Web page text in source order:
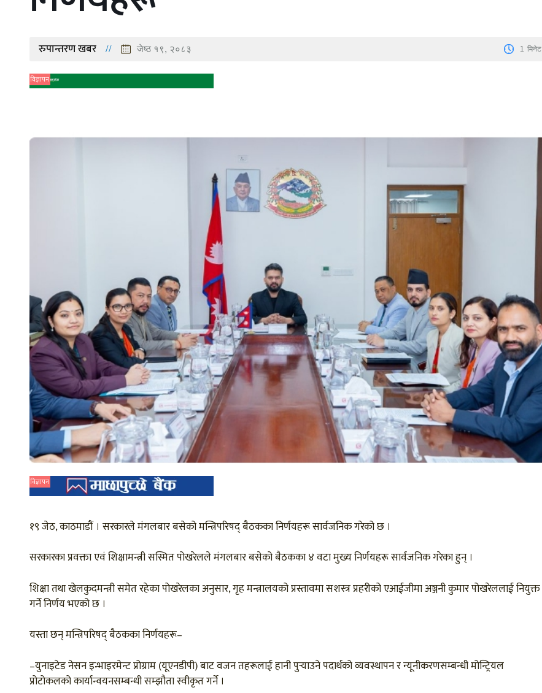
रुपान्तरण खबर जेष्ठ १९, २०८३ 1 मिनेट
विज्ञापन
विज्ञापन
१९ जेठ, काठमाडौं । सरकारले मंगलबार बसेको मन्त्रिपरिषद् बैठकका निर्णयहरू सार्वजनिक गरेको छ ।
सरकारका प्रवक्ता एवं शिक्षामन्त्री सस्मित पोखरेलले मंगलबार बसेको बैठकका ४ वटा मुख्य निर्णयहरू सार्वजनिक गरेका हुन् ।
शिक्षा तथा खेलकुदमन्त्री समेत रहेका पोखरेलका अनुसार, गृह मन्त्रालयको प्रस्तावमा सशस्त्र प्रहरीको एआईजीमा अञ्जनी कुमार पोखरेललाई नियुक्त
गर्ने निर्णय भएको छ ।
यस्ता छन् मन्त्रिपरिषद् बैठकका निर्णयहरू–
–युनाइटेड नेसन इन्भाइरमेन्ट प्रोग्राम (यूएनडीपी) बाट वजन तहरूलाई हानी पुर्‍याउने पदार्थको व्यवस्थापन र न्यूनीकरणसम्बन्धी मोन्ट्रियल
प्रोटोकलको कार्यान्वयनसम्बन्धी सम्झौता स्वीकृत गर्ने ।